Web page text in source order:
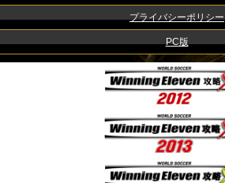
プライバシーポリシー
PC版